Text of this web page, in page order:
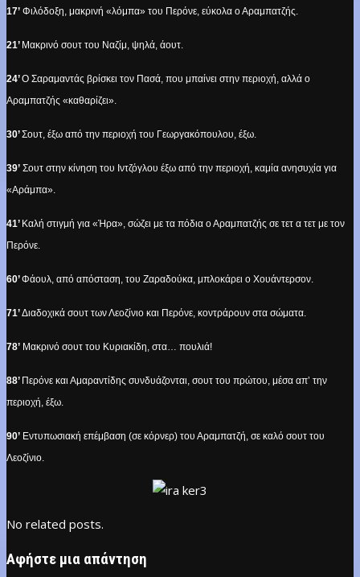
17’ Φιλόδοξη, μακρινή «λόμπα» του Περόνε, εύκολα ο Αραμπατζής.
21’ Μακρινό σουτ του Ναζίμ, ψηλά, άουτ.
24’Ο Σαραμαντάς βρίσκει τον Πασά, που μπαίνει στην περιοχή, αλλά ο
Αραμπατζής «καθαρίζει».
30’Σουτ, έξω από την περιοχή του Γεωργακόπουλου, έξω.
39’ Σουτ στην κίνηση του Ιντζόγλου έξω από την περιοχή, καμία ανησυχία για
«Αράμπα».
41’ Καλή στιγμή για «Ήρα», σώζει με τα πόδια ο Αραμπατζής σε τετ α τετ με τον
Περόνε.
60’Φάουλ, από απόσταση, του Ζαραδούκα, μπλοκάρει ο Χουάντερσον.
71’Διαδοχικά σουτ των Λεοζίνιο και Περόνε, κοντράρουν στα σώματα.
78’ Μακρινό σουτ του Κυριακίδη, στα… πουλιά!
88’ Περόνε και Αμαραντίδης συνδυάζονται, σουτ του πρώτου, μέσα απ’ την
περιοχή, έξω.
90’ Εντυπωσιακή επέμβαση (σε κόρνερ) του Αραμπατζή, σε καλό σουτ του
Λεοζίνιο.
No related posts.
Αφήστε μια απάντηση